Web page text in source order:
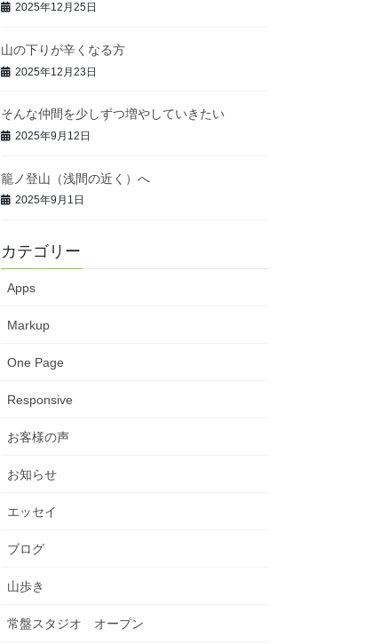
2025年12月25日
山の下りが辛くなる方
2025年12月23日
そんな仲間を少しずつ増やしていきたい
2025年9月12日
籠ノ登山（浅間の近く）へ
2025年9月1日
カテゴリー
Apps
Markup
One Page
Responsive
お客様の声
お知らせ
エッセイ
ブログ
山歩き
常盤スタジオ オープン